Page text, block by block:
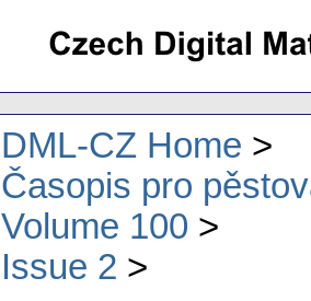
DML-CZ Home
Časopis pro
Volume 100
Issue 2